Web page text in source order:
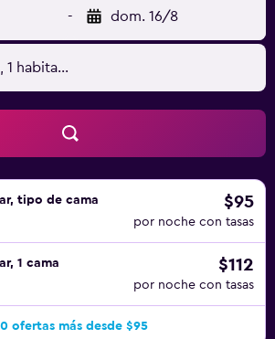
hotel incluyen gimnasio abierto las
- dom. 16/8
1 habitación
tipo de cama
$95
por noche con tasas
1 cama
$112
por noche con tasas
ofertas más desde $95